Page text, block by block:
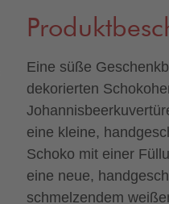
Eine süße
dekorierten
eine kleine,
Schoko mit einer
eine neue,
schmelzendem